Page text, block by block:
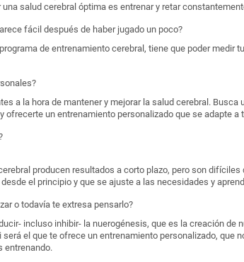
salud cerebral óptima es entrenar y retar
fácil después de haber jugado un poco?
de entrenamiento cerebral, tiene que poder medir
a la hora de mantener y mejorar la salud cerebral.
ofrecerte un entrenamiento personalizado que se adapte
producen resultados a corto plazo, pero son
el principio y que se ajuste a las necesidades y
o todavía te extresa pensarlo?
incluso inhibir- la nuerogénesis, que es la creación de
el que te ofrece un entrenamiento personalizado, que
entrenando.